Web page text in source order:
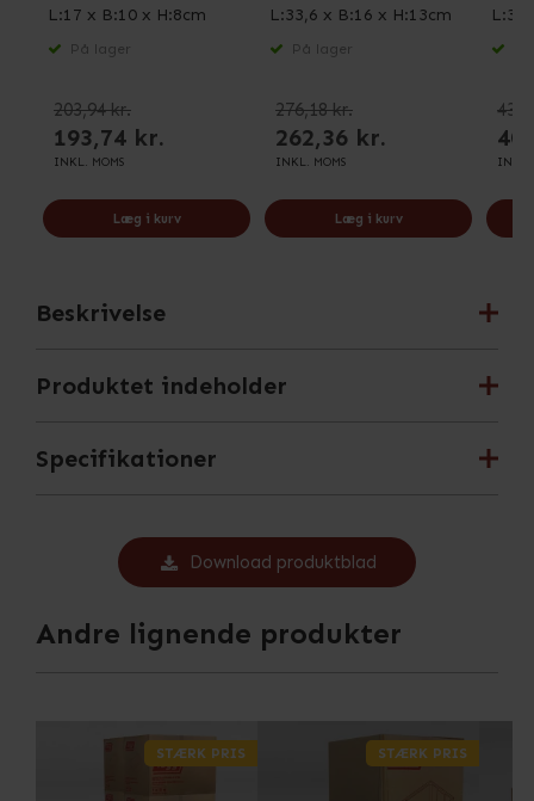
L:17 x B:10 x H:8cm
På lager
203,94 kr.
193,74 kr.
INKL. MOMS
Læg i kurv
L:33,6 x B:16 x H:13cm
På lager
276,18 kr.
262,36 kr.
INKL. MOMS
Læg i kurv
INKL.
Beskrivelse
Produktet indeholder
Specifikationer
Download produktblad
Andre lignende produkter
STÆRK PRIS STÆRK PRIS